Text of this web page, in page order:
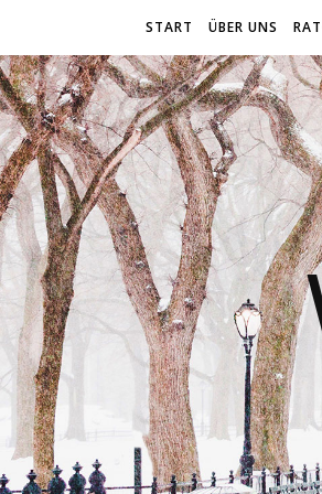
START ÜBER UNS